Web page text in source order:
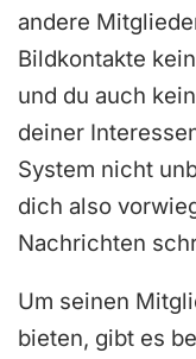
andere
Bildkontakte
und du auch
deiner
System nicht
dich also
Nachrichten
Um seinen
bieten, gibt es